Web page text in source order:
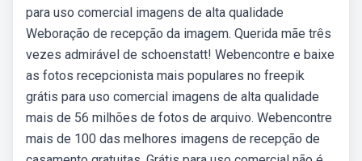
para uso comercial imagens de alta qualidade
Weboração de recepção da imagem. Querida mãe três
vezes admirável de schoenstatt! Webencontre e baixe
as fotos recepcionista mais populares no freepik
grátis para uso comercial imagens de alta qualidade
mais de 56 milhões de fotos de arquivo. Webencontre
mais de 100 das melhores imagens de recepção de